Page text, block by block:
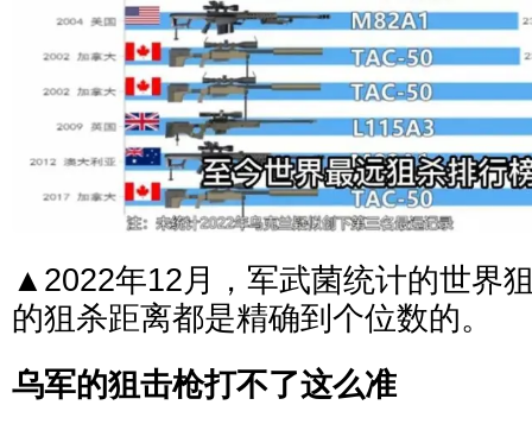
▲2022年12月，军武菌统计的世界
的狙杀距离都是精确到个位数的。
乌军的狙击枪打不了这么准